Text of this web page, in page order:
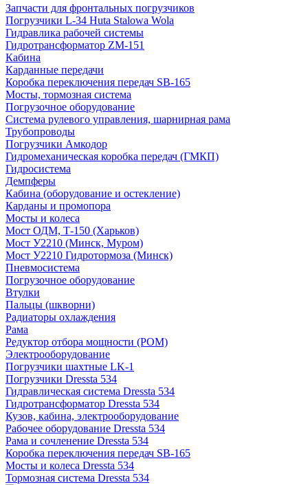
Запчасти для фронтальных погрузчиков
Погрузчики L-34 Huta Stalowa Wola
Гидравлика рабочей системы
Гидротрансформатор ZM-151
Кабина
Карданные передачи
Коробка переключения передач SB-165
Мосты, тормозная система
Погрузочное оборудование
Система рулевого управления, шарнирная рама
Трубопроводы
Погрузчики Амкодор
Гидромеханическая коробка передач (ГМКП)
Гидросистема
Демпферы
Кабина (оборудование и остекление)
Карданы и промопора
Мосты и колеса
Мост ОДМ, Т-150 (Харьков)
Мост У2210 (Минск, Муром)
Мост У2210 Гидротормоза (Минск)
Пневмосистема
Погрузочное оборудование
Втулки
Пальцы (шкворни)
Радиаторы охлаждения
Рама
Редуктор отбора мощности (РОМ)
Электрооборудование
Погрузчики шахтные LK-1
Погрузчики Dressta 534
Гидравлическая система Dressta 534
Гидротрансформатор Dressta 534
Кузов, кабина, электрооборудование
Рабочее оборудование Dressta 534
Рама и сочленение Dressta 534
Коробка переключения передач SB-165
Мосты и колеса Dressta 534
Тормозная система Dressta 534